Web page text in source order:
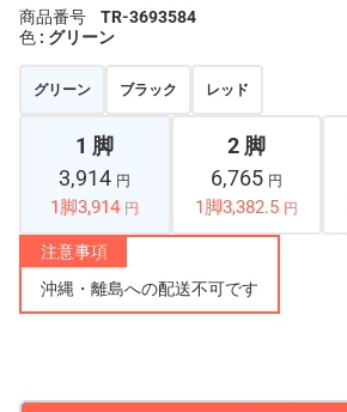
商品番号
TR-3693584
色 : グリーン
ブラック レッド
グリーン
1 脚
3,914 円
1脚3,914 円
2 脚
6,765 円
1脚3,382.5 円
注意事項
沖縄・離島への配送不可です